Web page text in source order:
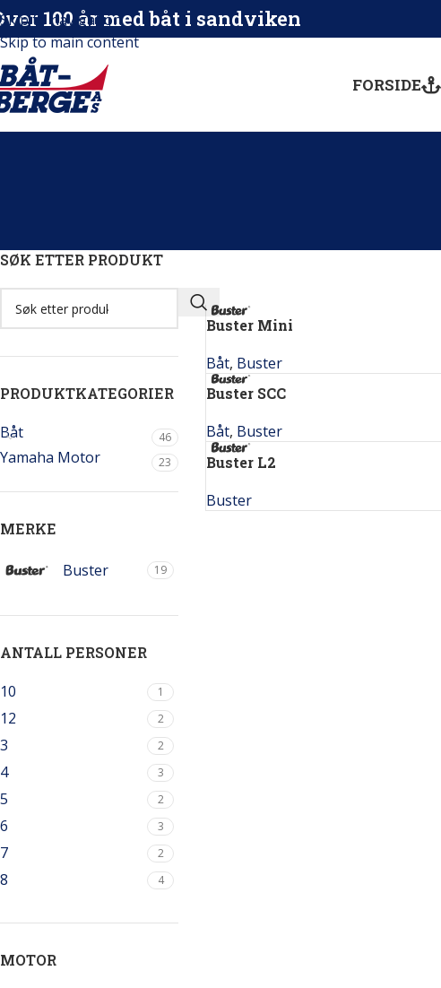
Skip to navigation
Skip to main content
100 år med båt i sandviken
FORSIDE
SØK ETTER PRODUKT
PRODUKTKATEGORIER
Båt 46
Yamaha Motor 23
MERKE
Buster 19
ANTALL PERSONER
10 1
12 2
3 2
4 3
5 2
6 3
7 2
8 4
MOTOR
Buster Mini
Båt, Buster
Buster SCC
Båt, Buster
Buster L2
Buster